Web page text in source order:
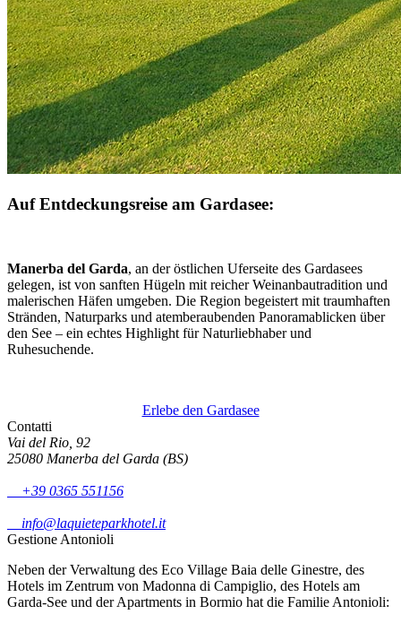
Auf Entdeckungsreise am Gardasee:
Manerba del Garda, an der östlichen Uferseite des Gardasees
gelegen, ist von sanften Hügeln mit reicher Weinanbautradition und
malerischen Häfen umgeben. Die Region begeistert mit traumhaften
Stränden, Naturparks und atemberaubenden Panoramablicken über
den See – ein echtes Highlight für Naturliebhaber und
Ruhesuchende.
Erlebe den Gardasee
Contatti
Vai del Rio, 92
25080 Manerba del Garda (BS)
+39 0365 551156
info@laquieteparkhotel.it
Gestione Antonioli
Neben der Verwaltung des Eco Village Baia delle Ginestre, des
Hotels im Zentrum von Madonna di Campiglio, des Hotels am
Garda-See und der Apartments in Bormio hat die Familie Antonioli: